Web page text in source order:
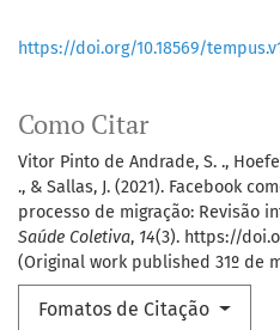
Como Citar
Vitor Pinto de Andrade, S. .,
., & Sallas, J. (2021). Facebook
processo de migração: Revisão
Saúde Coletiva, 14(3). https://
(Original work published 31º de
Fomatos de Citação
https://doi.org/10.18569/